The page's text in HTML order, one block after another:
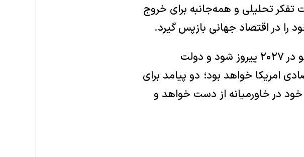
تفکر تحلیلی و همه‌جانبه برای خروج
را در اقتصاد جهانی بازپس گیرد.
سه سال از دولت ترامپ مانده و اگر جی دی ونس یا روبیو‌ در ۲۰۲۷ پیروز شود و دولت
امریکا خواهد بود؛ دو پیامد برای
خود در خاورمیانه از دست خواهد و